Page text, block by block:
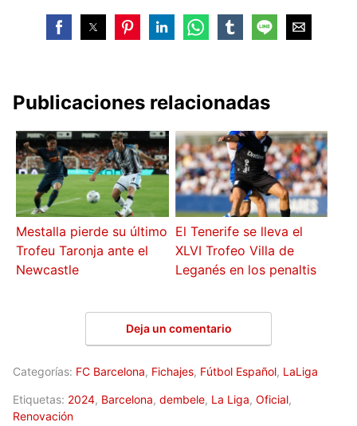
Publicaciones relacionadas
Mestalla pierde su último
Trofeu Taronja ante el
Newcastle
El Tenerife se lleva el
XLVI Trofeo Villa de
Leganés en los penaltis
Deja un comentario
Categorías: FC Barcelona, Fichajes, Fútbol Español, LaLiga
Etiquetas: 2024, Barcelona, dembele, La Liga, Oficial,
Renovación